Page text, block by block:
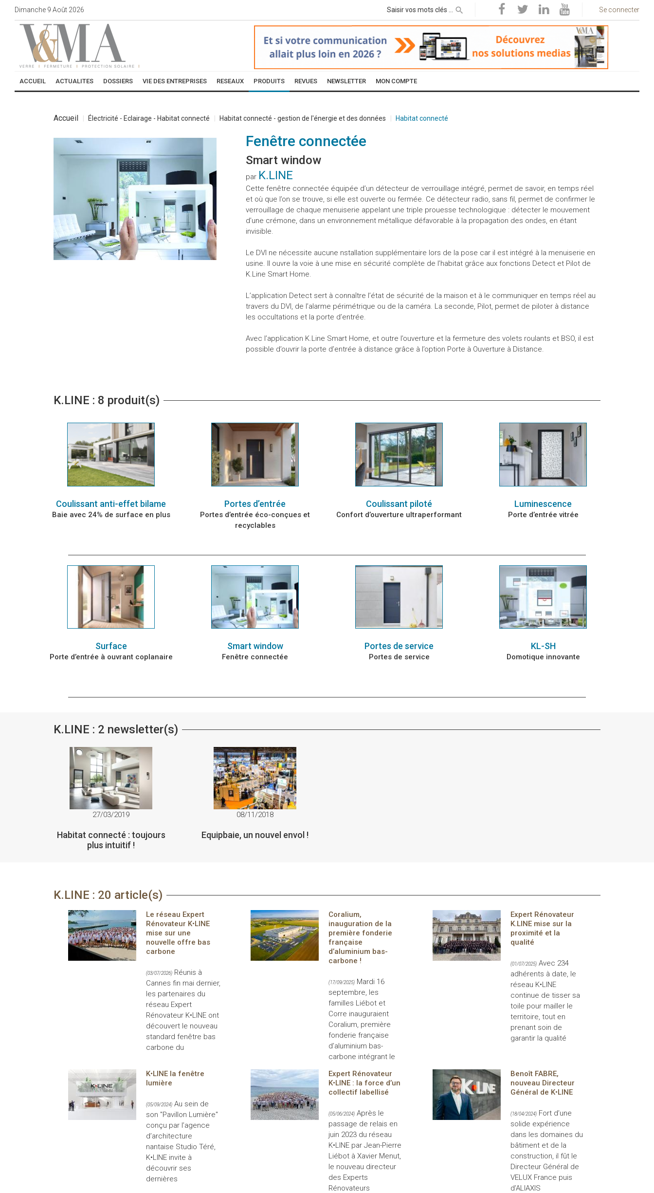
Dimanche 9 Août 2026 Se connecter
ACCUEIL ACTUALITES DOSSIERS VIE DES ENTREPRISES RESEAUX PRODUITS REVUES NEWSLETTER MON COMPTE
Accueil Électricité - Eclairage - Habitat connecté Habitat connecté - gestion de l'énergie et des données Habitat connecté
Fenêtre connectée
Smart window
par K.LINE
Cette fenêtre connectée équipée d’un détecteur de verrouillage intégré, permet de savoir, en temps réel
et où que l’on se trouve, si elle est ouverte ou fermée. Ce détecteur radio, sans fil, permet de confirmer le
verrouillage de chaque menuiserie appelant une triple prouesse technologique : détecter le mouvement
d’une crémone, dans un environnement métallique défavorable à la propagation des ondes, en étant
invisible.
Le DVI ne nécessite aucune nstallation supplémentaire lors de la pose car il est intégré à la menuiserie en
usine. Il ouvre la voie à une mise en sécurité complète de l’habitat grâce aux fonctions Detect et Pilot de
K.Line Smart Home.
L’application Detect sert à connaître l’état de sécurité de la maison et à le communiquer en temps réel au
travers du DVI, de l’alarme périmétrique ou de la caméra. La seconde, Pilot, permet de piloter à distance
les occultations et la porte d’entrée.
Avec l’application K.Line Smart Home, et outre l’ouverture et la fermeture des volets roulants et BSO, il est
possible d’ouvrir la porte d’entrée à distance grâce à l’option Porte à Ouverture à Distance.
K.LINE : 8 produit(s)
Coulissant anti-effet bilame
Baie avec 24% de surface en plus
Portes d’entrée
Portes d’entrée éco-conçues et
recyclables
Coulissant piloté
Confort d’ouverture ultraperformant
Luminescence
Porte d’entrée vitrée
Surface
Porte d’entrée à ouvrant coplanaire
Smart window
Fenêtre connectée
Portes de service
Portes de service
KL-SH
Domotique innovante
K.LINE : 2 newsletter(s)
27/03/2019
Habitat connecté : toujours
plus intuitif !
08/11/2018
Equipbaie, un nouvel envol !
K.LINE : 20 article(s)
Le réseau Expert
Rénovateur K•LINE
mise sur une
nouvelle offre bas
carbone
(03/07/2026) Réunis à
Cannes fin mai dernier,
les partenaires du
réseau Expert
Rénovateur K•LINE ont
découvert le nouveau
standard fenêtre bas
carbone du
Coralium,
inauguration de la
première fonderie
française
d’aluminium bas-
carbone !
(17/09/2025)Mardi 16
septembre, les
familles Liébot et
Corre inauguraient
Coralium, première
fonderie française
d’aluminium bas-
carbone intégrant le
Expert Rénovateur
K.LINE mise sur la
proximité et la
qualité
(01/07/2025) Avec 234
adhérents à date, le
réseau K•LINE
continue de tisser sa
toile pour mailler le
territoire, tout en
prenant soin de
garantir la qualité
K•LINE la fenêtre
lumière
(05/09/2024) Au sein de
son "Pavillon Lumière"
conçu par l’agence
d’architecture
nantaise Studio Téré,
K•LINE invite à
découvrir ses
dernières
Expert Rénovateur
K•LINE : la force d’un
collectif labellisé
(05/06/2024)Après le
passage de relais en
juin 2023 du réseau
K•LINE par Jean-Pierre
Liébot à Xavier Menut,
le nouveau directeur
des Experts
Rénovateurs
Benoît FABRE,
nouveau Directeur
Général de K•LINE
(18/04/2024) Fort d’une
solide expérience
dans les domaines du
bâtiment et de la
construction, il fût le
Directeur Général de
VELUX France puis
d’ALIAXIS